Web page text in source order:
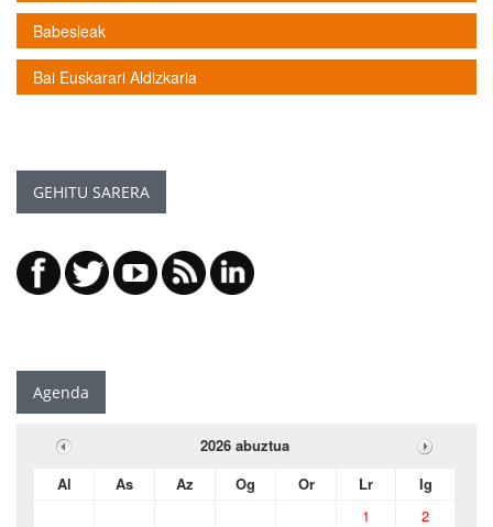
Babesleak
Bai Euskarari Aldizkaria
GEHITU SARERA
Agenda
2026 abuztua
Al
As Az Og Or Lr
Ig
1
2